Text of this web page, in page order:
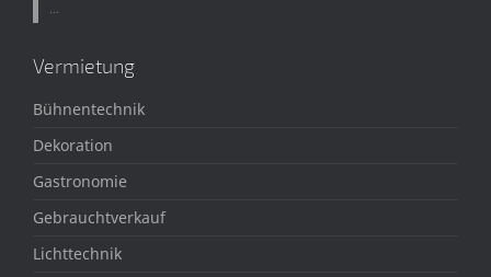
Vermietung
Bühnentechnik
Dekoration
Gastronomie
Gebrauchtverkauf
Lichttechnik